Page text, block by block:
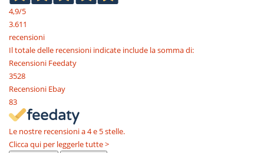
4,9/5
3.611
recensioni
Il totale delle recensioni indicate include la somma di:
Recensioni Feedaty
3528
Recensioni Ebay
83
Le nostre recensioni a 4 e 5 stelle.
Clicca qui per leggerle tutte >